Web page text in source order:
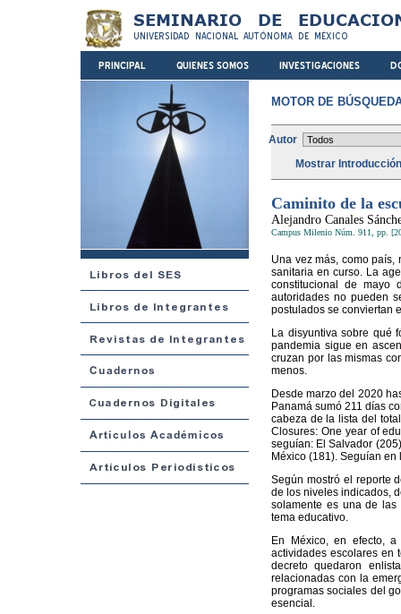
MOTOR DE
Autor
Mostrar
Caminito de la
Alejandro Canales
Campus Milenio Núm. 911, pp.
Una vez más, como
sanitaria en curso. La
constitucional de mayo
autoridades no pueden
postulados se conviertan
La disyuntiva sobre qué
pandemia sigue en
cruzan por las mismas
menos.
Desde marzo del 2020
Panamá sumó 211 días
cabeza de la lista del
Closures: One year of
seguían: El Salvador
México (181). Seguían
Según mostró el reporte
de los niveles indicados,
solamente es una de
tema educativo.
En México, en efecto,
actividades escolares en
decreto quedaron
relacionadas con la
programas sociales del
esencial.